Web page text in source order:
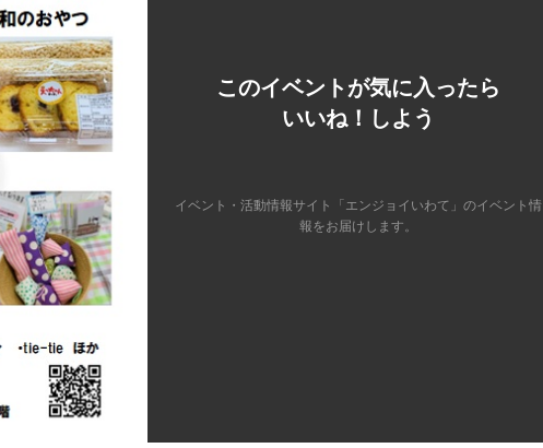
このイベントが気に入ったら
いいね！しよう
イベント・活動情報サイト「エンジョイいわて」のイベント情
報をお届けします。